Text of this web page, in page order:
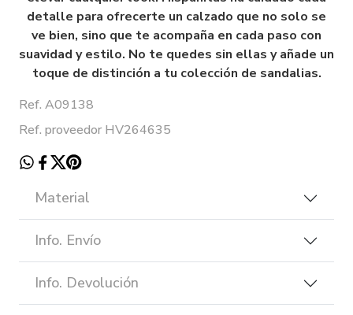
detalle para ofrecerte un calzado que no solo se
ve bien, sino que te acompaña en cada paso con
suavidad y estilo. No te quedes sin ellas y añade un
toque de distinción a tu colección de sandalias.
Ref. A09138
Ref. proveedor HV264635
Material
Info. Envío
Info. Devolución